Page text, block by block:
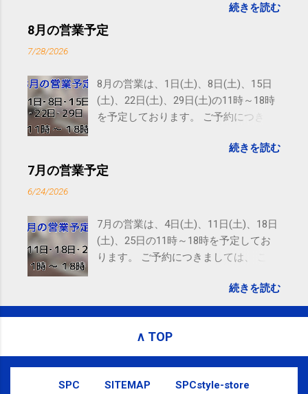
subscribed to email updates from サクマフィジカルコ
ンディショニング(@SPCstyle) - Twilog To stop
Email delivery powered by Google Google Inc., 1600
Amphitheatre Parkway, Mountain View, CA 94043,
United States
続きを読む
8月の営業予定
7/28/2026
8月の営業は、1日(土)、8日(土)、15日
(土)、22日(土)、29日(土)の11時～18時
を予定しております。 ご予約につきま
す。 電話に出られないことがあります
ので、ご予約、お問い合わせは
続きを読む
7月の営業予定
6/24/2026
7月の営業は、4日(土)、11日(土)、18日
(土)、25日の11時～18時を予定してお
ります。 ご予約につきましては、 こち
れないことがありますので、ご予約、
お問い合わせはSMS（ショートメッセ
続きを読む
∧ TOP
SPC SITEMAP SPCstyle-store